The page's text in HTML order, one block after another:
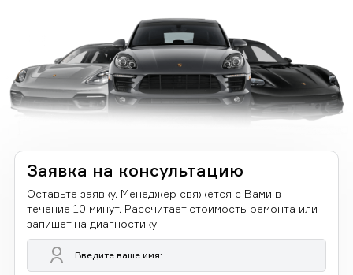
Заявка на консультацию
Оставьте заявку. Менеджер свяжется с Вами в
течение 10 минут. Рассчитает стоимость ремонта или
запишет на диагностику